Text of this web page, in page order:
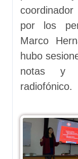
por los
Marco
hubo
notas y
radiofónico.